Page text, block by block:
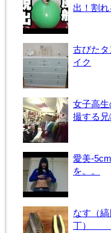
出！割れ
古びたタ
イク
女子高
撮する
愛美-
を。。
なす（
丁）